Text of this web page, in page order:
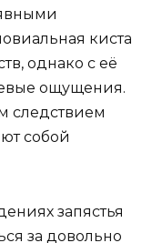
киста
однако с её
ощущения.
следствием
собой
запястья
за довольно